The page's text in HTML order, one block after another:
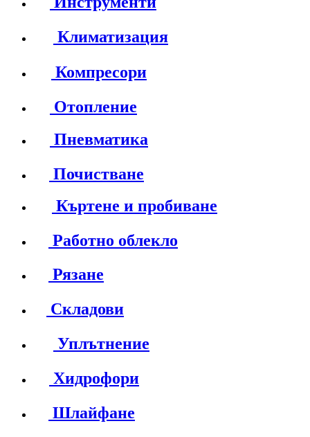
Климатизация
Компресори
Отопление
Пневматика
Почистване
Къртене и пробиване
Работно облекло
Рязане
Складови
Уплътнение
Хидрофори
Шлайфане